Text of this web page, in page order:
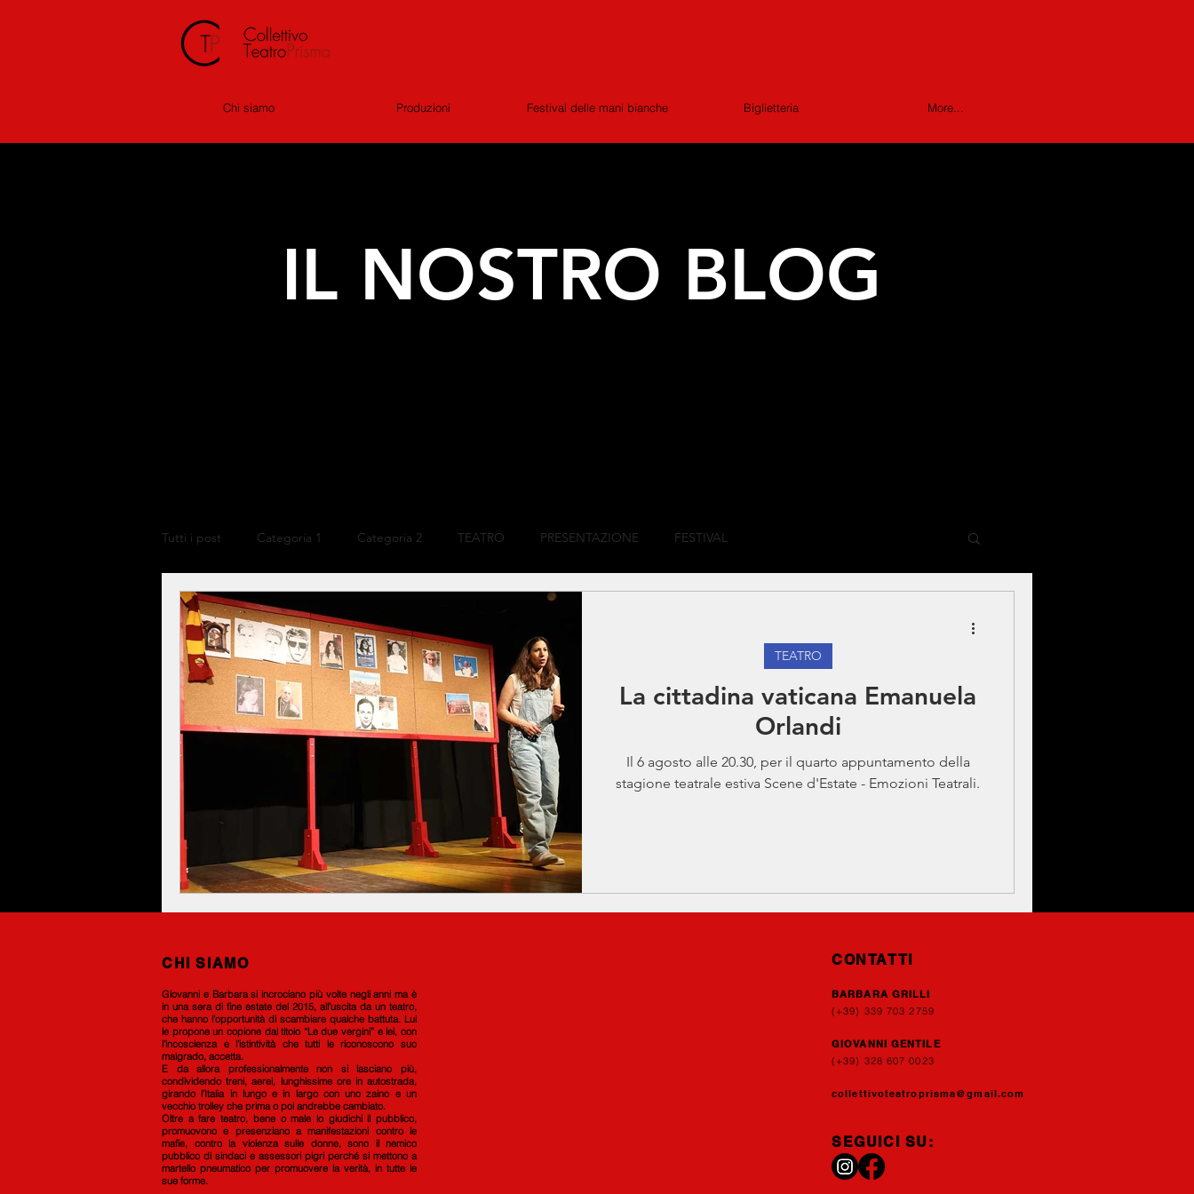
Chi siamo Produzioni Festival delle mani bianche Biglietteria More...
IL NOSTRO BLOG
Tutti i post Categoria 1 Categoria 2 TEATRO PRESENTAZIONE FESTIVAL
La cittadina vaticana Emanuela
Orlandi
Il 6 agosto alle 20.30, per il quarto appuntamento della
stagione teatrale estiva Scene d'Estate - Emozioni Teatrali.
TEATRO
CHI SIAMO
Giovanni e Barbara si incrociano più volte negli anni ma è
in una sera di fine estate del 2015, all’uscita da un teatro,
che hanno l’opportunità di scambiare qualche battuta. Lui
le propone un copione dal titolo “Le due vergini” e lei, con
l’incoscienza e l’istintività che tutti le riconoscono suo
malgrado, accetta.
E da allora professionalmente non si lasciano più,
condividendo treni, aerei, lunghissime ore in autostrada,
girando l’Italia in lungo e in largo con uno zaino e un
vecchio trolley che prima o poi andrebbe cambiato.
Oltre a fare teatro, bene o male lo giudichi il pubblico,
promuovono e presenziano a manifestazioni contro le
mafie, contro la violenza sulle donne, sono il nemico
pubblico di sindaci e assessori pigri perché si mettono a
martello pneumatico per promuovere la verità, in tutte le
sue forme.
CONTATTI
BARBARA GRILLI
(+39) 339 703 2759
GIOVANNI GENTILE
(+39) 328 607 0023
collettivoteatroprisma@gmail.com
SEGUICI SU: